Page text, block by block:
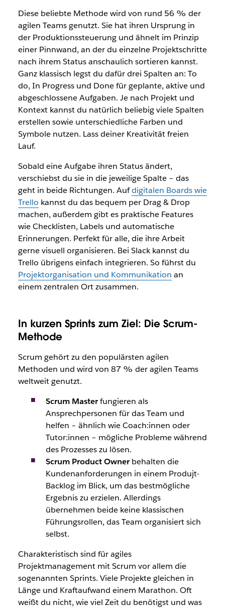
Diese beliebte Methode wird von rund 56 % der
agilen Teams genutzt. Sie hat ihren Ursprung in
der Produktionssteuerung und ähnelt im Prinzip
einer Pinnwand, an der du einzelne Projektschritte
nach ihrem Status anschaulich sortieren kannst.
Ganz klassisch legst du dafür drei Spalten an: To
do, In Progressund Donefür geplante, aktive und
abgeschlossene Aufgaben. Je nach Projekt und
Kontext kannst du natürlich beliebig viele Spalten
erstellen sowie unterschiedliche Farben und
Symbole nutzen. Lass deiner Kreativität freien
Lauf.
Sobald eine Aufgabe ihren Status ändert,
verschiebst du sie in die jeweilige Spalte – das
geht in beide Richtungen. Aufdigitalen Boards wie
Trello kannst du das bequem per Drag & Drop
machen, außerdem gibt es praktische Features
wie Checklisten, Labels und automatische
Erinnerungen. Perfekt für alle, die ihre Arbeit
gerne visuell organisieren. Bei Slack kannst du
Trello übrigens einfach integrieren. So führst du
Projektorganisation und Kommunikation an
einem zentralen Ort zusammen.
In kurzen Sprints zum Ziel: Die Scrum-
Methode
Scrum gehört zu den populärsten agilen
Methoden und wird von 87 % der agilen Teams
weltweit genutzt.
Scrum Masterfungieren als
Ansprechpersonen für das Team und
helfen – ähnlich wie Coach:innen oder
Tutor:innen – mögliche Probleme während
des Prozesses zu lösen.
Scrum Product Ownerbehalten die
Kundenanforderungen in einem Produjt-
Backlog im Blick, um das bestmögliche
Ergebnis zu erzielen. Allerdings
übernehmen beide keine klassischen
Führungsrollen, das Team organisiert sich
selbst.
Charakteristisch sind für agiles
Projektmanagement mit Scrum vor allem die
sogenannten Sprints. Viele Projekte gleichen in
Länge und Kraftaufwand einem Marathon. Oft
weißt du nicht, wie viel Zeit du benötigst und was